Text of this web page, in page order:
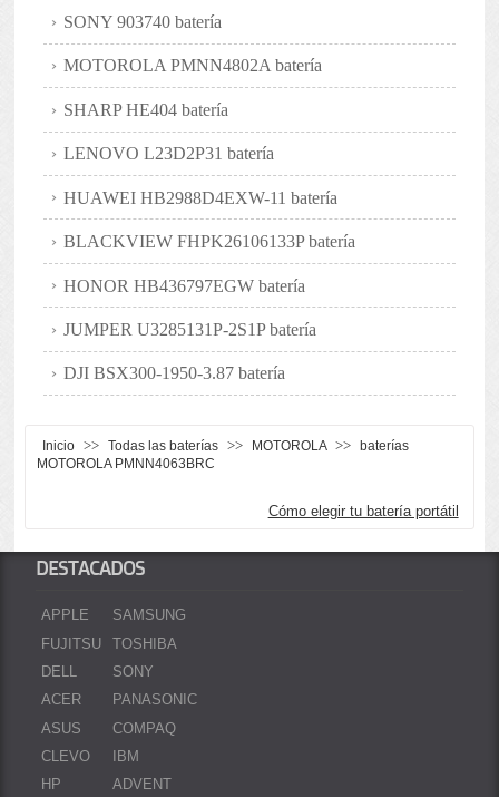
SONY 903740 batería
MOTOROLA PMNN4802A batería
SHARP HE404 batería
LENOVO L23D2P31 batería
HUAWEI HB2988D4EXW-11 batería
BLACKVIEW FHPK26106133P batería
HONOR HB436797EGW batería
JUMPER U3285131P-2S1P batería
DJI BSX300-1950-3.87 batería
Inicio >> Todas las baterías >> MOTOROLA >>
baterías
MOTOROLA PMNN4063BRC
Cómo elegir tu batería portátil
DESTACADOS
APPLE
FUJITSU
DELL
ACER
ASUS
CLEVO
HP
SAMSUNG
TOSHIBA
SONY
PANASONIC
COMPAQ
IBM
ADVENT